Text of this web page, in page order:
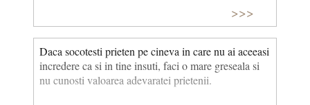
>>>
Daca socotesti prieten pe cineva in care nu ai aceeasi
incredere ca si in tine insuti, faci o mare greseala si
nu cunosti valoarea adevaratei prietenii.